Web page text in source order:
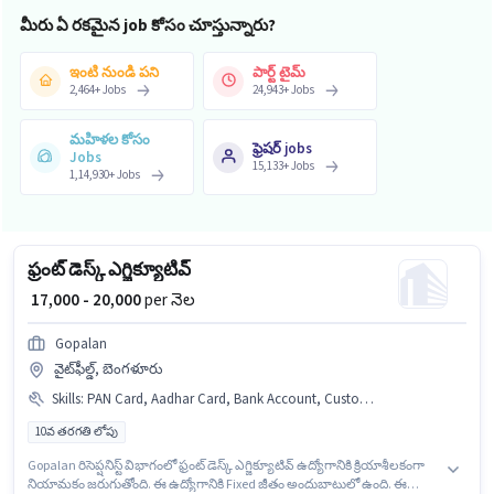
మీరు ఏ రకమైన job కోసం చూస్తున్నారు?
ఇంటి నుండి పని
2,464+Jobs
పార్ట్ టైమ్
24,943+Jobs
మహిళల కోసం
Jobs
1,14,930+Jobs
ఫ్రెషర్ jobs
15,133+Jobs
ఫ్రంట్ డెస్క్ ఎగ్జిక్యూటివ్
₹ 17,000 - 20,000per నెల
Gopalan
వైట్‌ఫీల్డ్, బెంగళూరు
Skills: PAN Card, Aadhar Card, Bank Account, Customer Handling
10వ తరగతి లోపు
Gopalan రిసెప్షనిస్ట్ విభాగంలో ఫ్రంట్ డెస్క్ ఎగ్జిక్యూటివ్ ఉద్యోగానికి క్రియాశీలకంగా
నియామకం జరుగుతోంది. ఈ ఉద్యోగానికి Fixed జీతం అందుబాటులో ఉంది. ఈ